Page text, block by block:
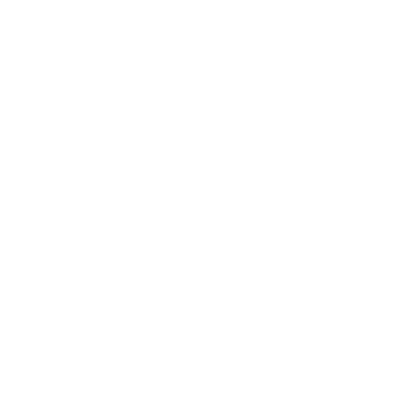
de confidentialité, en garantissant la conformité avec